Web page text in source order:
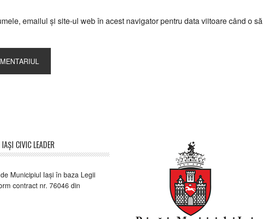
emailul și site-ul web în acest navigator pentru data viitoare când o să
IAŞI CIVIC LEADER
Municipiul Iași în baza Legii
contract nr. 76046 din